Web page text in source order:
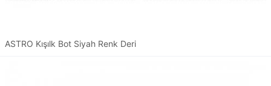
ASTRO Kışılk Bot Siyah Renk Deri